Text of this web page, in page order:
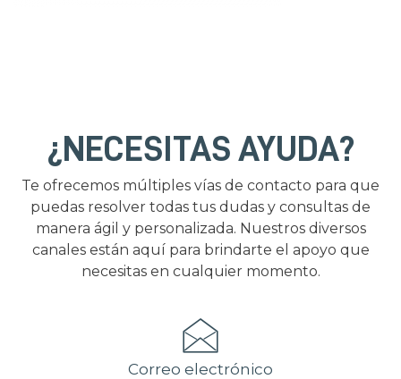
¿NECESITAS AYUDA?
Te ofrecemos múltiples vías de contacto para que
puedas resolver todas tus dudas y consultas de
manera ágil y personalizada. Nuestros diversos
canales están aquí para brindarte el apoyo que
necesitas en cualquier momento.
Correo electrónico